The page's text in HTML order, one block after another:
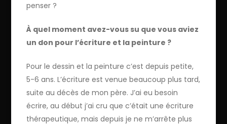
penser ?
À quel moment avez-vous su que vous aviez
un don pour l’écriture et la peinture ?
Pour le dessin et la peinture c’est depuis petite,
5-6 ans. L’écriture est venue beaucoup plus tard,
suite au décès de mon père. J’ai eu besoin
écrire, au début j’ai cru que c’était une écriture
thérapeutique, mais depuis je ne m’arrête plus